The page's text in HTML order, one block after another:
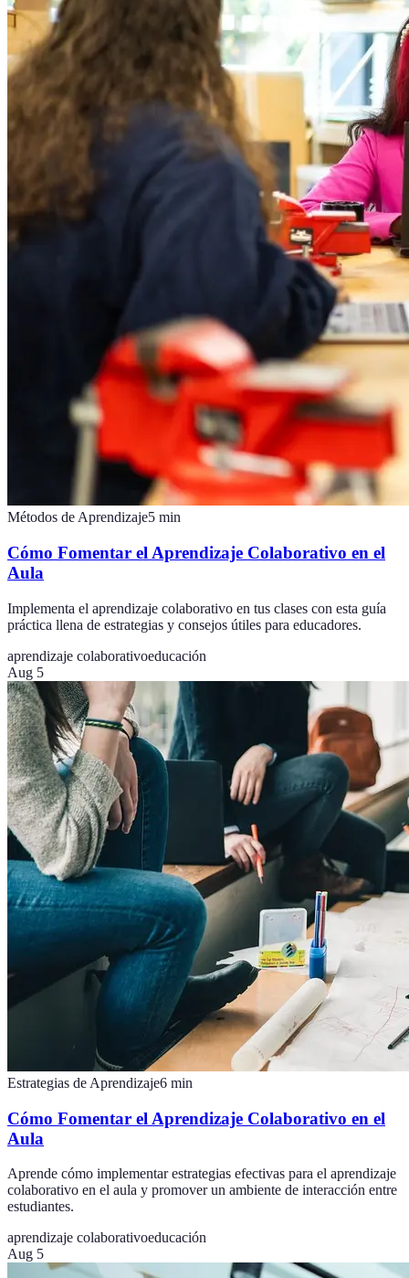
Métodos de Aprendizaje5 min
Cómo Fomentar el Aprendizaje Colaborativo en el
Aula
Implementa el aprendizaje colaborativo en tus clases con esta guía
práctica llena de estrategias y consejos útiles para educadores.
aprendizaje colaborativoeducación
Aug 5
Estrategias de Aprendizaje6 min
Cómo Fomentar el Aprendizaje Colaborativo en el
Aula
Aprende cómo implementar estrategias efectivas para el aprendizaje
colaborativo en el aula y promover un ambiente de interacción entre
estudiantes.
aprendizaje colaborativoeducación
Aug 5